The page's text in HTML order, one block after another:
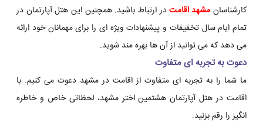
کارشناسان مشهد اقامتدر ارتباط باشید. همچنین این هتل آپارتمان در
تمام ایام سال تخفیفات و پیشنهادات ویژه ای را برای مهمانان خود ارائه
می دهد که می توانید از آن ها بهره مند شوید.
دعوت به تجربه ای متفاوت
ما شما را به تجربه ای متفاوت از اقامت در مشهد دعوت می کنیم. با
اقامت در هتل آپارتمان هشتمین اختر مشهد، لحظاتی خاص و خاطره
انگیز را رقم بزنید.